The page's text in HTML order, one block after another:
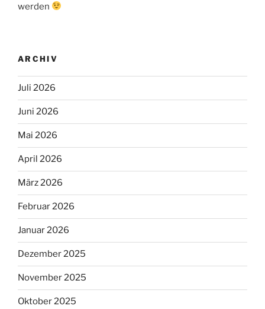
werden
ARCHIV
Juli 2026
Juni 2026
Mai 2026
April 2026
März 2026
Februar 2026
Januar 2026
Dezember 2025
November 2025
Oktober 2025